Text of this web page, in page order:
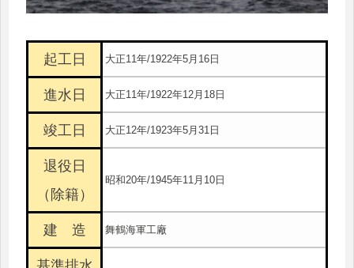
起工日 大正11年/1922年5月16日
進水日 大正11年/1922年12月18日
竣工日 大正12年/1923年5月31日
退役日
（除籍）
昭和20年/1945年11月10日
建 造 舞鶴海軍工廠